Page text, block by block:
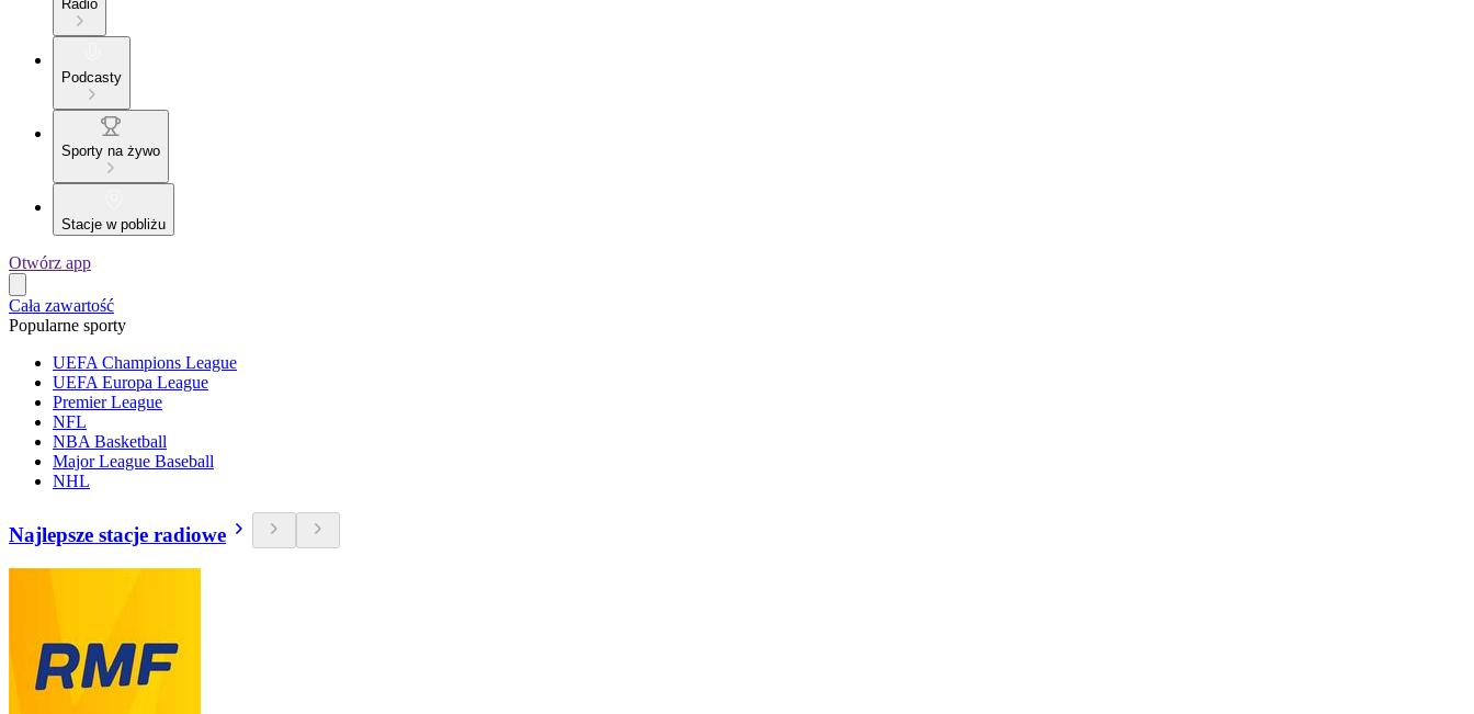
Radio
Podcasty
Sporty na żywo
Stacje w pobliżu
Otwórz app
Cała zawartość
Popularne sporty
UEFA Champions League
UEFA Europa League
Premier League
NFL
NBA Basketball
Major League Baseball
NHL
Najlepsze stacje radiowe